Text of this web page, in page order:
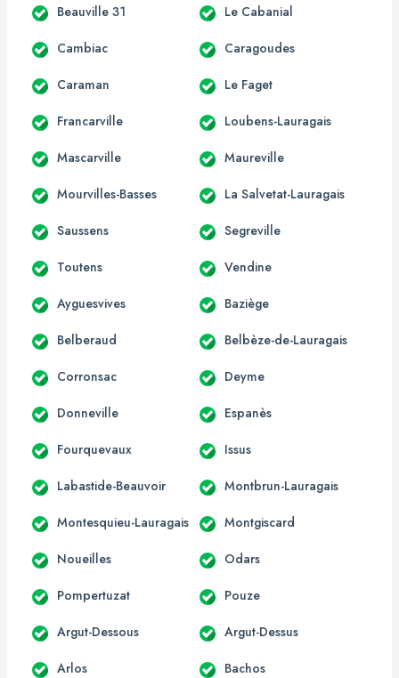
Beauville 31 Le Cabanial
Cambiac Caragoudes
Caraman Le Faget
Francarville Loubens-Lauragais
Mascarville Maureville
Mourvilles-Basses La Salvetat-Lauragais
Saussens Segreville
Toutens Vendine
Ayguesvives Baziège
Belberaud Belbèze-de-Lauragais
Corronsac Deyme
Donneville Espanès
Fourquevaux Issus
Labastide-Beauvoir Montbrun-Lauragais
Montesquieu-Lauragais Montgiscard
Noueilles Odars
Pompertuzat Pouze
Argut-Dessous Argut-Dessus
Arlos Bachos